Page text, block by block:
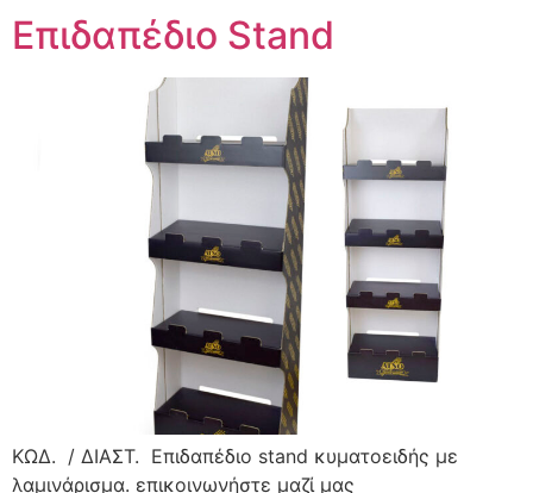
Επιδαπέδιο Stand
ΚΩΔ. / ΔΙΑΣΤ. Eπιδαπέδιο stand κυματοειδής με
λαμινάρισμα. επικοινωνήστε μαζί μας